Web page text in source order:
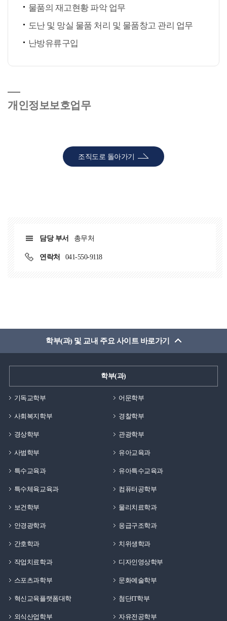
물품의 재고현황 파악 업무
도난 및 망실 물품 처리 및 물품창고 관리 업무
난방유류구입
개인정보보호업무
조직도로 돌아가기
담당 부서 총무처
연락처 041-550-9118
학부(과) 및 교내 주요 사이트 바로가기
학부(과)
기독교학부 어문학부
사회복지학부 경찰학부
경상학부 관광학부
사범학부 유아교육과
특수교육과 유아특수교육과
특수체육교육과 컴퓨터공학부
보건학부 물리치료학과
안경광학과 응급구조학과
간호학과 치위생학과
작업치료학과 디자인영상학부
스포츠과학부 문화예술학부
혁신교육플랫폼대학 첨단IT학부
외식산업학부 자유전공학부